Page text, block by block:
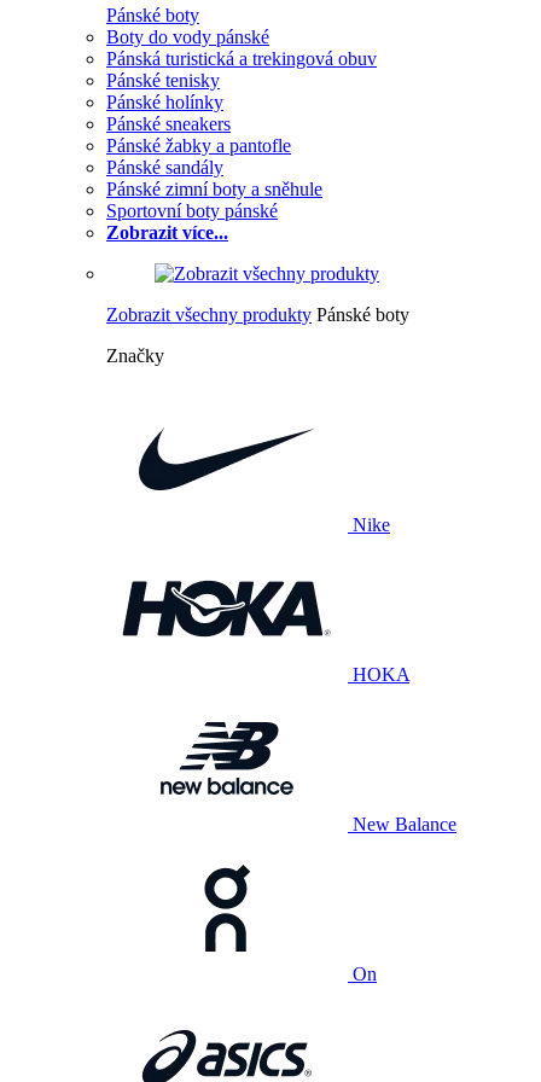
Pánské boty
Boty do vody pánské
Pánská turistická a trekingová obuv
Pánské tenisky
Pánské holínky
Pánské sneakers
Pánské žabky a pantofle
Pánské sandály
Pánské zimní boty a sněhule
Sportovní boty pánské
Zobrazit více...
Zobrazit všechny produkty Pánské boty
Značky
Nike
HOKA
New Balance
On